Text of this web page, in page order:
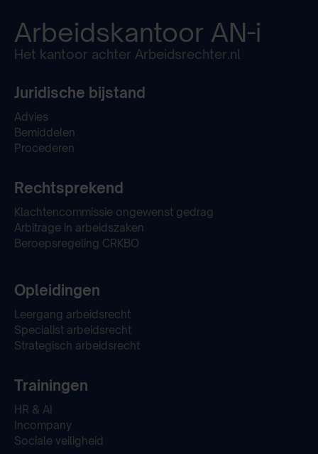
Arbeidskantoor AN-i
Het kantoor achter Arbeidsrechter.nl
Juridische bijstand
Advies
Bemiddelen
Procederen
Rechtsprekend
Klachtencommissie ongewenst gedrag
Arbitrage in arbeidszaken
Beroepsregeling CRKBO
Opleidingen
Leergang arbeidsrecht
Specialist arbeidsrecht
Strategisch arbeidsrecht
Trainingen
HR & AI
Incompany
Sociale veiligheid